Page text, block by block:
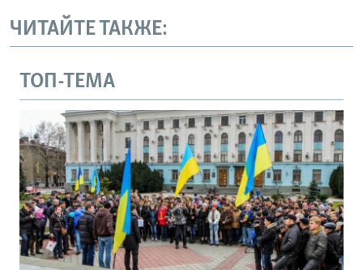
ЧИТАЙТЕ ТАКЖЕ:
ТОП-ТЕМА